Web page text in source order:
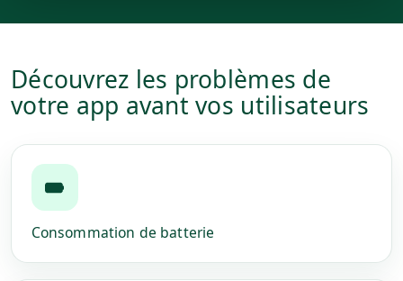
Découvrez les problèmes de
votre app avant vos utilisateurs
Consommation de batterie